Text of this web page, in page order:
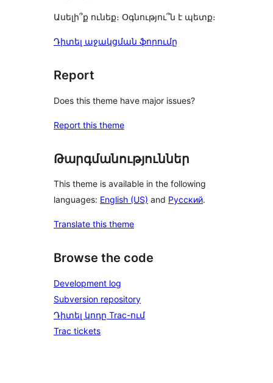
Ասելի՞ք ունեք։ Օգնությու՞ն է պետք։
Դիտել աջակցման ֆորումը
Report
Does this theme have major issues?
Report this theme
Թարգմանություններ
This theme is available in the following
languages: English (US) and Русский.
Translate this theme
Browse the code
Development log
Subversion repository
Դիտել կոդը Trac-ում
Trac tickets